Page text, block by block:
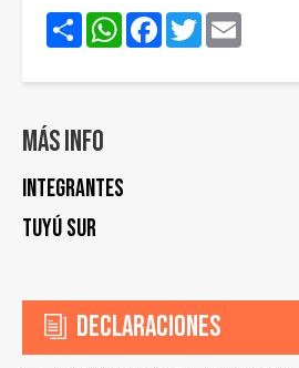
ShareWhatsApp
Facebook
Twitter
Más info
Integrantes
Tuyú Sur
Declaraciones